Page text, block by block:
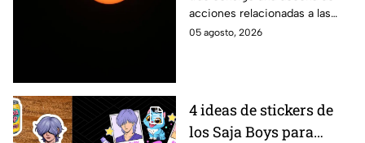
acciones relacionadas a las
energías. Por eso se anima a
05 agosto, 2026
4 ideas de stickers de
los Saja Boys para